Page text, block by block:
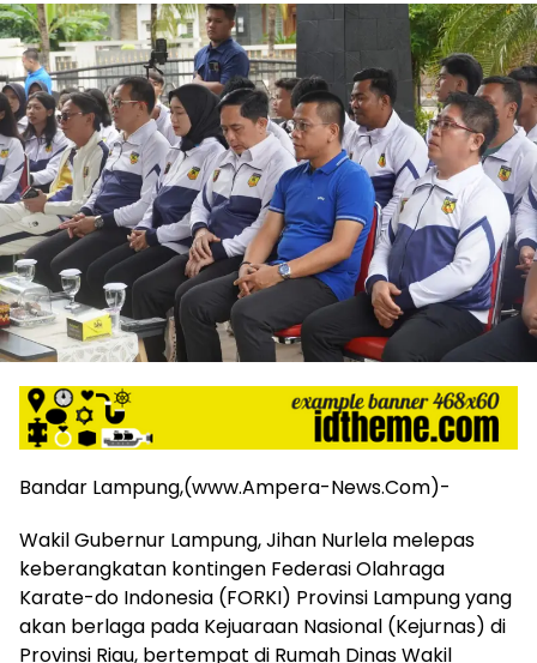
lokal
dan
dinamis,
memiliki
kisaran
harga
iklan
yang
relatif
lebih
murah
dari
Koran
maupun
media
siber
lainnya,
desain
dan
siber
lebih
eksklusif,
bergaya
trendi,
Bandar Lampung,(www.Ampera-News.Com)-
Wakil Gubernur Lampung, Jihan Nurlela melepas
keberangkatan kontingen Federasi Olahraga
Karate-do Indonesia (FORKI) Provinsi Lampung yang
akan berlaga pada Kejuaraan Nasional (Kejurnas) di
Provinsi Riau, bertempat di Rumah Dinas Wakil